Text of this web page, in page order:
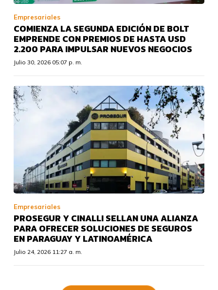
Empresariales
COMIENZA LA SEGUNDA EDICIÓN DE BOLT
EMPRENDE CON PREMIOS DE HASTA USD
2.200 PARA IMPULSAR NUEVOS NEGOCIOS
Julio 30, 2026 05:07 p. m.
Empresariales
PROSEGUR Y CINALLI SELLAN UNA ALIANZA
PARA OFRECER SOLUCIONES DE SEGUROS
EN PARAGUAY Y LATINOAMÉRICA
Julio 24, 2026 11:27 a. m.